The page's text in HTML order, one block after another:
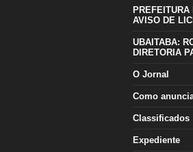
AVISO DE
UBAITABA:
DIRETORIA
O Jornal
Como
Classificados
Expediente